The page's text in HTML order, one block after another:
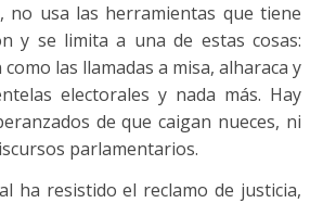
no usa las herramientas que tiene
y se limita a una de estas cosas:
las llamadas a misa, alharaca y
electorales y nada más. Hay
de que caigan nueces, ni
parlamentarios.
ha resistido el reclamo de justicia,